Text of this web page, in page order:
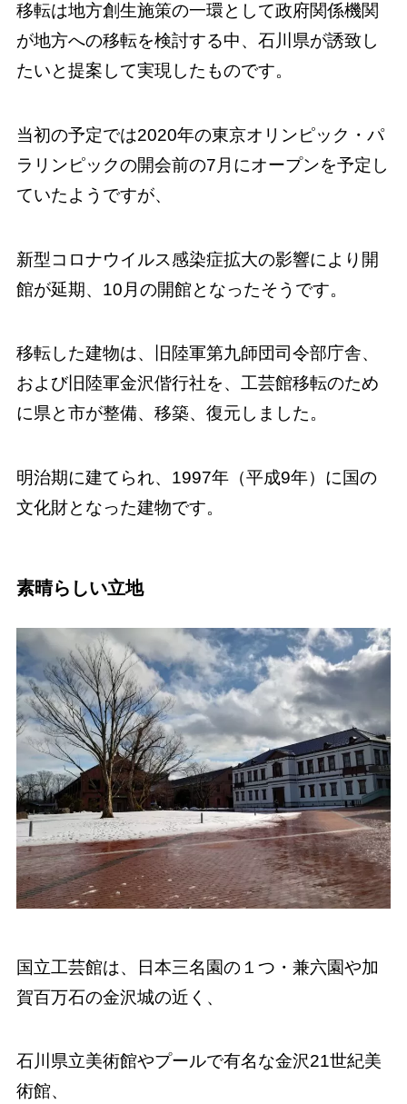
移転は地方創生施策の一環として政府関係機関
が地方への移転を検討する中、石川県が誘致し
たいと提案して実現したものです。
当初の予定では2020年の東京オリンピック・パ
ラリンピックの開会前の7月にオープンを予定し
ていたようですが、
新型コロナウイルス感染症拡大の影響により開
館が延期、10月の開館となったそうです。
移転した建物は、旧陸軍第九師団司令部庁舎、
および旧陸軍金沢偕行社を、工芸館移転のため
に県と市が整備、移築、復元しました。
明治期に建てられ、1997年（平成9年）に国の
文化財となった建物です。
素晴らしい立地
国立工芸館は、日本三名園の１つ・兼六園や加
賀百万石の金沢城の近く、
石川県立美術館やプールで有名な金沢21世紀美
術館、